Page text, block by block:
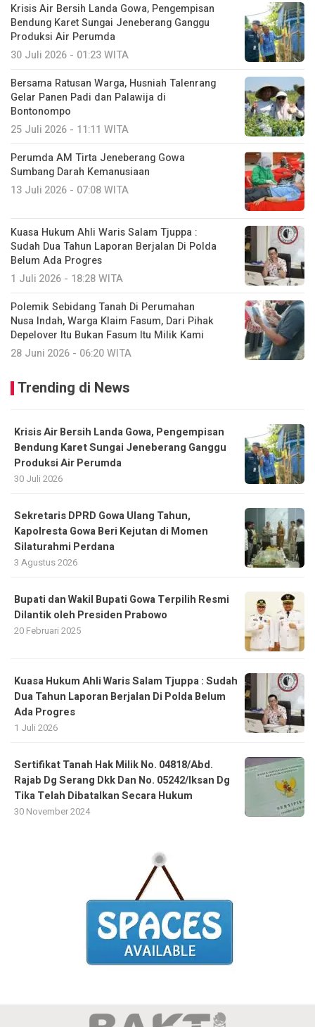
Krisis Air Bersih Landa Gowa, Pengempisan
Bendung Karet Sungai Jeneberang Ganggu
Produksi Air Perumda
30 Juli 2026 - 01:23 WITA
Bersama Ratusan Warga, Husniah Talenrang
Gelar Panen Padi dan Palawija di
Bontonompo
25 Juli 2026 - 11:11 WITA
Perumda AM Tirta Jeneberang Gowa
Sumbang Darah Kemanusiaan
13 Juli 2026 - 07:08 WITA
Kuasa Hukum Ahli Waris Salam Tjuppa :
Sudah Dua Tahun Laporan Berjalan Di Polda
Belum Ada Progres
1 Juli 2026 - 18:28 WITA
Polemik Sebidang Tanah Di Perumahan
Nusa Indah, Warga Klaim Fasum, Dari Pihak
Depelover Itu Bukan Fasum Itu Milik Kami
28 Juni 2026 - 06:20 WITA
Trending di News
Krisis Air Bersih Landa Gowa, Pengempisan
Bendung Karet Sungai Jeneberang Ganggu
Produksi Air Perumda
30 Juli 2026
Sekretaris DPRD Gowa Ulang Tahun,
Kapolresta Gowa Beri Kejutan di Momen
Silaturahmi Perdana
3 Agustus 2026
Bupati dan Wakil Bupati Gowa Terpilih Resmi
Dilantik oleh Presiden Prabowo
20 Februari 2025
Kuasa Hukum Ahli Waris Salam Tjuppa : Sudah
Dua Tahun Laporan Berjalan Di Polda Belum
Ada Progres
1 Juli 2026
Sertifikat Tanah Hak Milik No. 04818/Abd.
Rajab Dg Serang Dkk Dan No. 05242/Iksan Dg
Tika Telah Dibatalkan Secara Hukum
30 November 2024